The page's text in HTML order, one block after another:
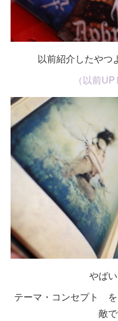
以前紹介したや
（以前
やば
テーマ・コンセプト
敵